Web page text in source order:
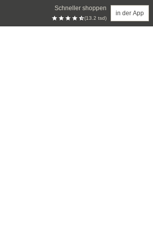
Schneller shoppen
(13.2 tsd)
in der App